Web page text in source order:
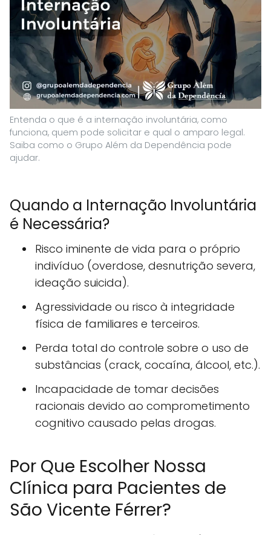
Entenda o que é a internação involuntária, como
funciona, quem pode solicitar e qual o amparo legal.
Saiba como o Grupo Além da Dependência pode
ajudar.
Quando a Internação Involuntária
é Necessária?
Risco iminente de vida para o próprio
indivíduo (overdose, desnutrição severa,
ideação suicida).
Agressividade ou risco à integridade
física de familiares e terceiros.
Perda total do controle sobre o uso de
substâncias (crack, cocaína, álcool, etc.).
Incapacidade de tomar decisões
racionais devido ao comprometimento
cognitivo causado pelas drogas.
Por Que Escolher Nossa
Clínica para Pacientes de
São Vicente Férrer?